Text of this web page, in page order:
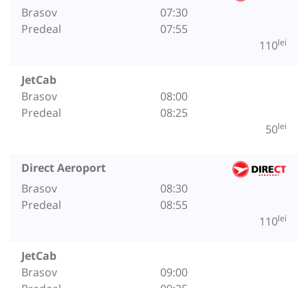
Brasov
Predeal
07:30
07:55
110lei
JetCab
Brasov
Predeal
08:00
08:25
50lei
Direct Aeroport
Brasov
Predeal
08:30
08:55
110lei
JetCab
Brasov
09:00